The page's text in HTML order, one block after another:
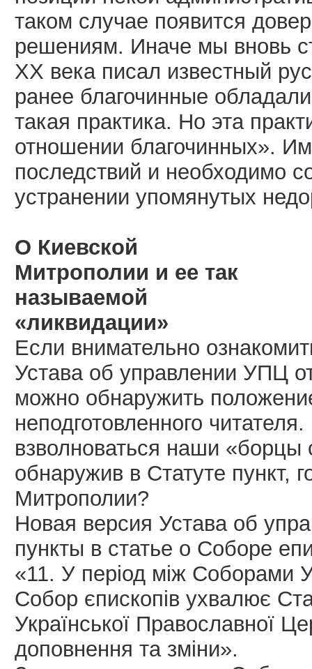
таком случае появится
решениям. Иначе мы вновь
XX века писал известный
ранее благочинные
такая практика. Но эта
отношении благочинных».
последствий и необходимо
устранении упомянутых
О Киевской
Митрополии и ее так
называемой
«ликвидации»
Если внимательно
Устава об управлении УПЦ
можно обнаружить
неподготовленного
взволноваться наши «борцы
обнаружив в Статуте пункт,
Митрополии?
Новая версия Устава об
пункты в статье о Соборе
«11. У період між Соборами
Собор єпископів ухвалює
Української Православної
доповнення та зміни».